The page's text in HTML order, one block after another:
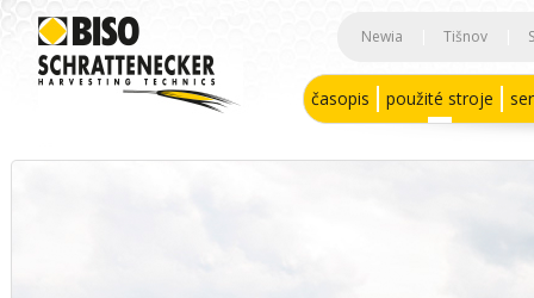
Newia Tišnov
časopis použité stroje